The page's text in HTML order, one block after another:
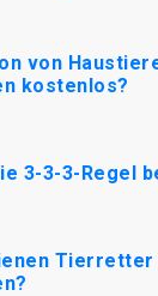
von
kostenlos?
3-3-3-Regel
Tierretter